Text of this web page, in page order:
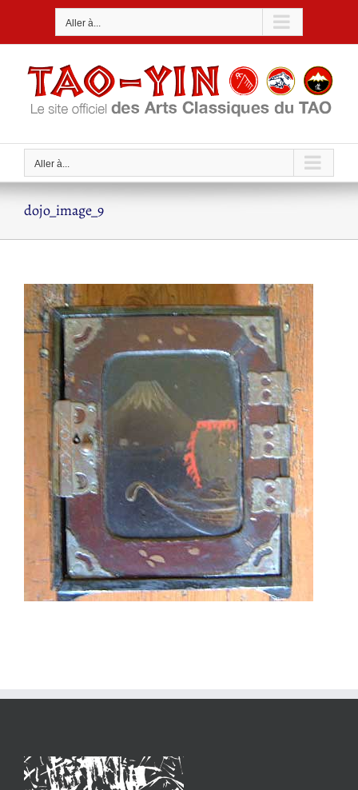
Aller à...
Aller à...
dojo_image_9